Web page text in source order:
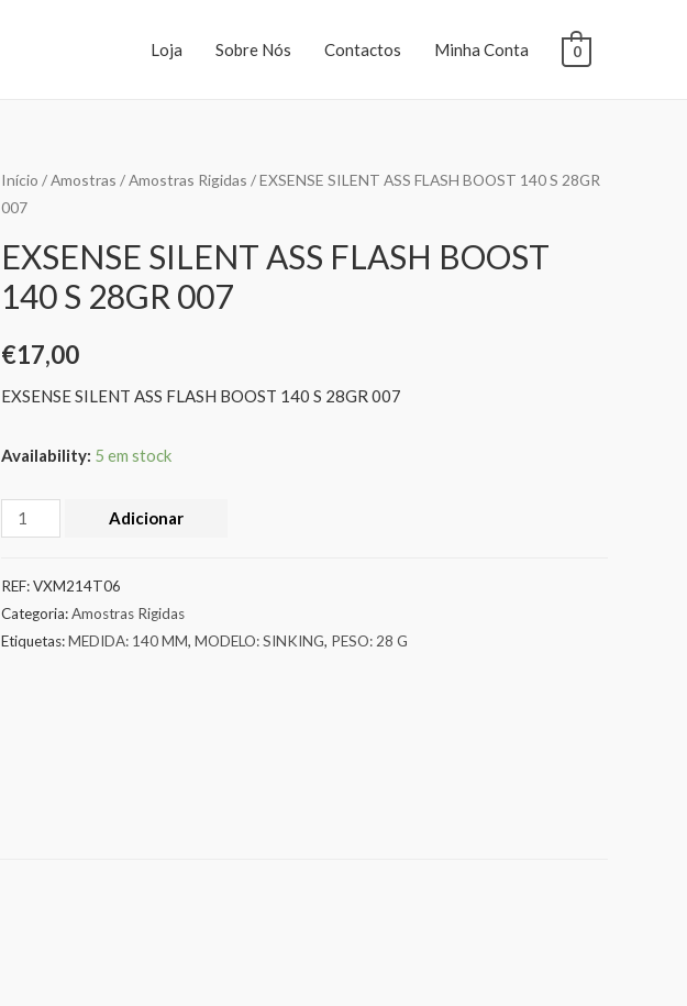
Loja Sobre Nós Contactos Minha Conta 0
Início /Amostras /Amostras Rigidas / EXSENSE SILENT ASS FLASH BOOST 140 S 28GR
007
EXSENSE SILENT ASS FLASH BOOST
140 S 28GR 007
€17,00
EXSENSE SILENT ASS FLASH BOOST 140 S 28GR 007
Availability: 5 em stock
Adicionar
REF:VXM214T06
Categoria:Amostras Rigidas
Etiquetas:MEDIDA: 140 MM, MODELO: SINKING, PESO: 28 G